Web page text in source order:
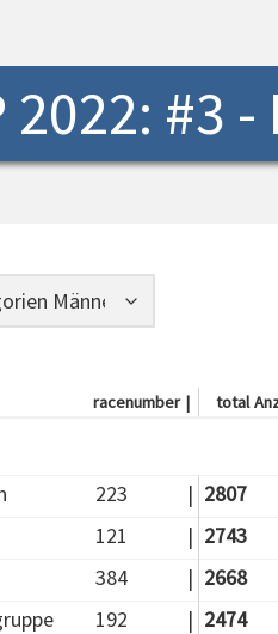
2022: #3 -
racenumber | total
223 | 2807
121 | 2743
384 | 2668
192 | 2474